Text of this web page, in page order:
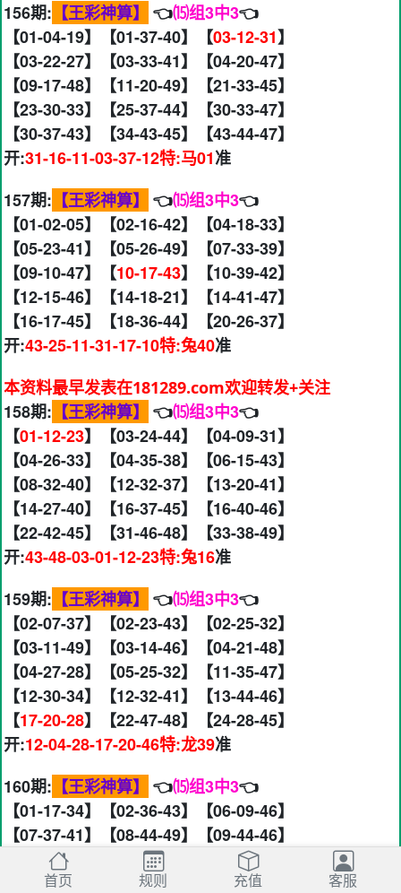
首页 规则 充值 客服
156期: 【王彩神算】 👈⒂组3中3👈
【01-04-19】【01-37-40】【03-12-31】
【03-22-27】【03-33-41】【04-20-47】
【09-17-48】【11-20-49】【21-33-45】
【23-30-33】【25-37-44】【30-33-47】
【30-37-43】【34-43-45】【43-44-47】
开:31-16-11-03-37-12特:马01准
157期: 【王彩神算】 👈⒂组3中3👈
【01-02-05】【02-16-42】【04-18-33】
【05-23-41】【05-26-49】【07-33-39】
【09-10-47】【10-17-43】【10-39-42】
【12-15-46】【14-18-21】【14-41-47】
【16-17-45】【18-36-44】【20-26-37】
开:43-25-11-31-17-10特:兔40准
本资料最早发表在181289.com欢迎转发+关注
158期: 【王彩神算】 👈⒂组3中3👈
【01-12-23】【03-24-44】【04-09-31】
【04-26-33】【04-35-38】【06-15-43】
【08-32-40】【12-32-37】【13-20-41】
【14-27-40】【16-37-45】【16-40-46】
【22-42-45】【31-46-48】【33-38-49】
开:43-48-03-01-12-23特:兔16准
159期: 【王彩神算】 👈⒂组3中3👈
【02-07-37】【02-23-43】【02-25-32】
【03-11-49】【03-14-46】【04-21-48】
【04-27-28】【05-25-32】【11-35-47】
【12-30-34】【12-32-41】【13-44-46】
【17-20-28】【22-47-48】【24-28-45】
开:12-04-28-17-20-46特:龙39准
160期: 【王彩神算】 👈⒂组3中3👈
【01-17-34】【02-36-43】【06-09-46】
【07-37-41】【08-44-49】【09-44-46】
【10-12-42】【11-19-21】【15-16-37】
【18-30-48】【19-35-40】【26-35-49】